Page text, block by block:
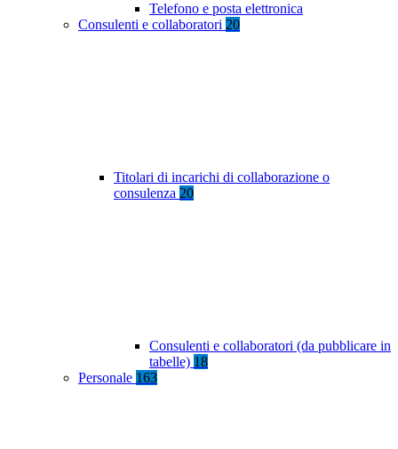
Telefono e posta elettronica
Consulenti e collaboratori 20
Titolari di incarichi di collaborazione o
consulenza 20
Consulenti e collaboratori (da pubblicare in
tabelle) 18
Personale 163